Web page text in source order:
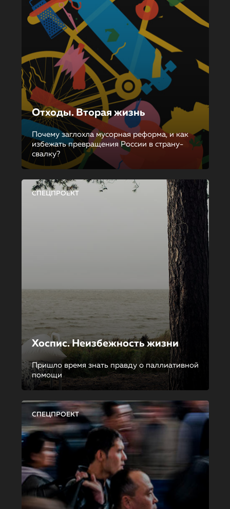
Отходы. Вторая жизнь
Почему заглохла мусорная реформа, и как
избежать превращения России в страну-
свалку?
СПЕЦПРОЕКТ
Хоспис. Неизбежность жизни
Пришло время знать правду о паллиативной
помощи
СПЕЦПРОЕКТ